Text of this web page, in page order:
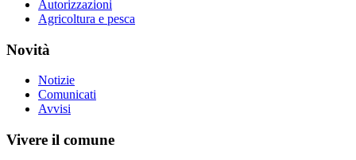
Autorizzazioni
Agricoltura e pesca
Novità
Notizie
Comunicati
Avvisi
Vivere il comune